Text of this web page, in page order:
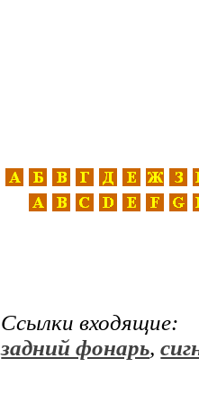
Ссылки входящие:
задний фонарь,